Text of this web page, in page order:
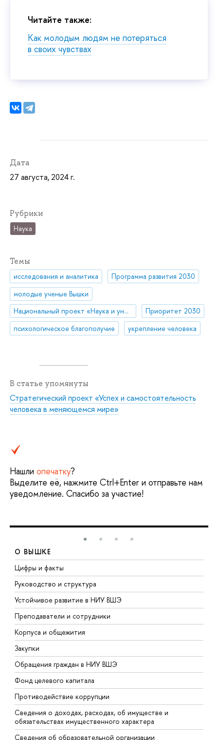
Читайте также:
Как молодым людям не потеряться
в своих чувствах
Дата
27 августа, 2024 г.
Рубрики
Наука
Темы
исследования и аналитика
Программа развития 2030
молодые ученые Вышки
Национальный проект «Наука и университеты»
Приоритет 2030
психологическое благополучие
укрепление человека
В статье упомянуты
Стратегический проект «Успех и самостоятельность
человека в меняющемся мире»
Нашли опечатку?
Выделите её, нажмите Ctrl+Enter и отправьте нам
уведомление. Спасибо за участие!
О ВЫШКЕ
Цифры и факты
Руководство и структура
Устойчивое развитие в НИУ ВШЭ
Преподаватели и сотрудники
Корпуса и общежития
Закупки
Обращения граждан в НИУ ВШЭ
Фонд целевого капитала
Противодействие коррупции
Сведения о доходах, расходах, об имуществе и
обязательствах имущественного характера
Сведения об образовательной организации